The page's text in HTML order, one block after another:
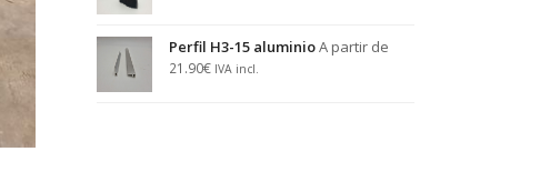
Perfil H3-15 aluminioA partir de
21.90€ IVA incl.